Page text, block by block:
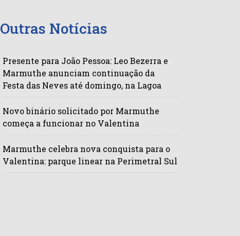
Outras Notícias
Presente para João Pessoa: Leo Bezerra e
Marmuthe anunciam continuação da
Festa das Neves até domingo, na Lagoa
Novo binário solicitado por Marmuthe
começa a funcionar no Valentina
Marmuthe celebra nova conquista para o
Valentina: parque linear na Perimetral Sul